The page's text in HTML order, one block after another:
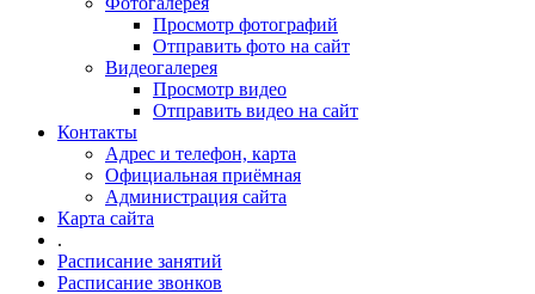
Просмотр фотографий
Отправить фото на сайт
Видеогалерея
Просмотр видео
Отправить видео на сайт
Контакты
Адрес и телефон, карта
Официальная приёмная
Администрация сайта
Карта сайта
.
Расписание занятий
Расписание звонков